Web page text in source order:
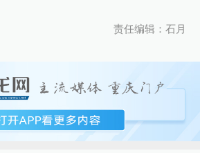
责任编辑：石月